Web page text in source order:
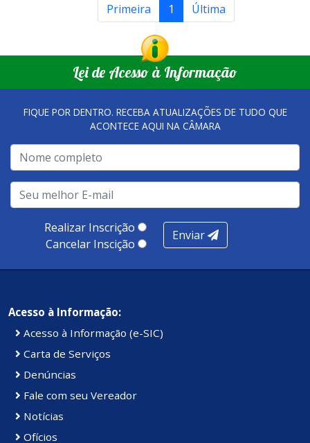
Primeira 1 Última
Lei de Acesso à Informação
FIQUE POR DENTRO. RECEBA ATUALIZAÇÕES DE TUDO QUE
ACONTECE AQUI NA CÂMARA
Realizar Inscrição
Cancelar Inscição
Enviar
Acesso à Informação:
Acesso à Informação (e-SIC)
Carta de Serviços
Denúncias
Fale com seu Vereador
Notícias
Ofícios